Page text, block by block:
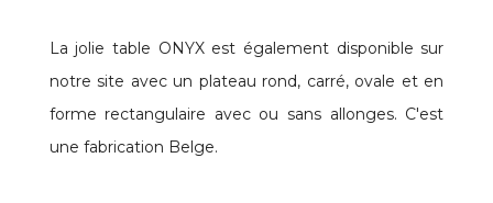
La jolie table ONYX est également disponible sur
notre site avec un plateau rond, carré, ovale et en
forme rectangulaire avec ou sans allonges. C'est
une fabrication Belge.